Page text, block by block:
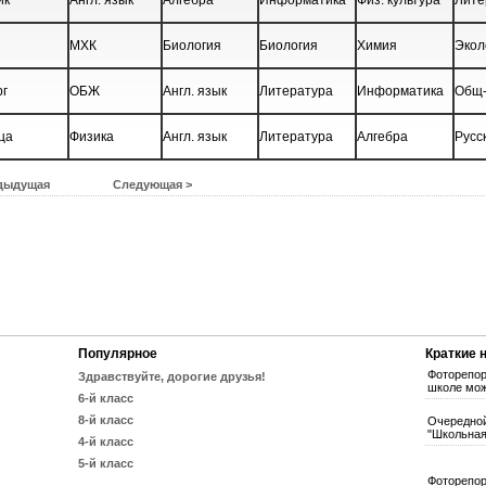
МХК Биология Биология Химия
ОБЖ Англ. язык Литература Информатика
Физика Англ. язык Литература Алгебра
Следующая >
Популярное
Здравствуйте, дорогие друзья!
6-й класс
8-й класс
4-й класс
5-й класс
Краткие
школе